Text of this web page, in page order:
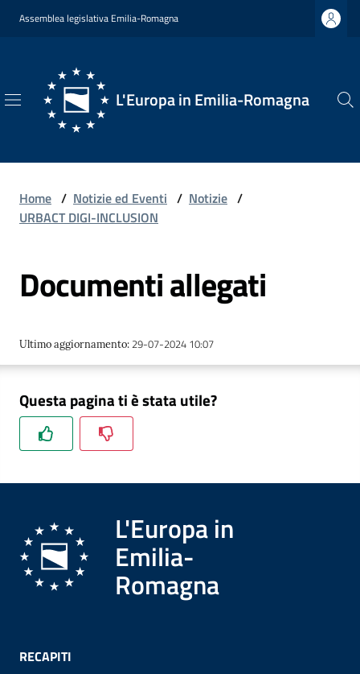
Vai al contenuto
Vai alla navigazione
Vai al footer
Assemblea legislativa Emilia-Romagna
L'Europa in Emilia-Romagna
L'Europa
Romagna
Chi
Siamo
Formazione
Notizie
eventi
Partecipazione
Approfondimenti
Home / Notizie ed Eventi / Notizie /
URBACT DIGI-INCLUSION
Documenti allegati
Ultimo aggiornamento: 29-07-2024 10:07
Questa pagina ti è stata utile?
L'Europa in
Emilia-
Romagna
RECAPITI